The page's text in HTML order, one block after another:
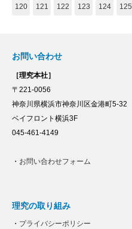
120 121 122 123 124 125
お問い合わせ
［理究本社］
〒221-0056
神奈川県横浜市神奈川区金港町5-32
ベイフロント横浜3F
045-461-4149
・ お問い合わせフォーム
理究の取り組み
・ プライバシーポリシー